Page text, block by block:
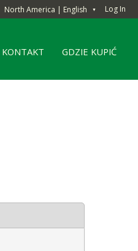
North America | English ▼ Log In
KONTAKT GDZIE KUPIĆ